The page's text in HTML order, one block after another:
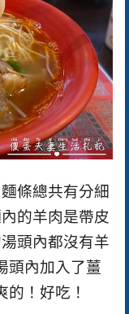
麵條總共有分細
的羊肉是帶皮
頭內都沒有羊
頭內加入了薑
！好吃！